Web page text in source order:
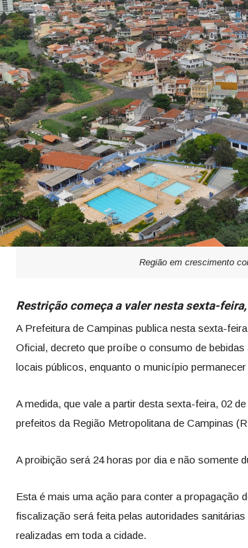
Região em crescimento
Restrição começa a valer nesta sexta-
A Prefeitura de Campinas publica nesta sexta-
Oficial, decreto que proíbe o consumo de
locais públicos, enquanto o município
A medida, que vale a partir desta sexta-feira, 02
prefeitos da Região Metropolitana de Campinas
A proibição será 24 horas por dia e não somente
Esta é mais uma ação para conter a propagação
fiscalização será feita pelas autoridades
realizadas em toda a cidade.